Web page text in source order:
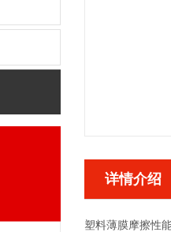
详情介绍
塑料薄膜摩擦性